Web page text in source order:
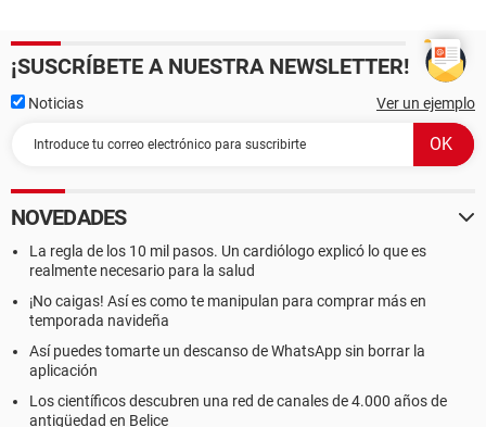
¡SUSCRÍBETE A NUESTRA NEWSLETTER!
Noticias Ver un ejemplo
NOVEDADES
La regla de los 10 mil pasos. Un cardiólogo explicó lo que es
realmente necesario para la salud
¡No caigas! Así es como te manipulan para comprar más en
temporada navideña
Así puedes tomarte un descanso de WhatsApp sin borrar la
aplicación
Los científicos descubren una red de canales de 4.000 años de
antigüedad en Belice